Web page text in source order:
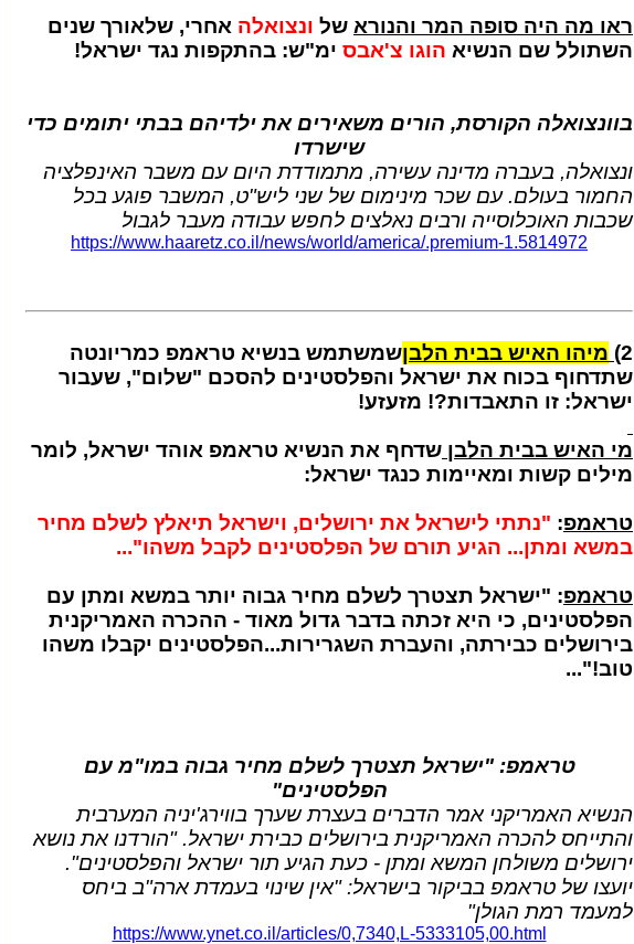
ראו מה היה סופה המר והנורא של ונצואלה אחרי, שלאורך שנים
השתולל שם הנשיא הוגו צ'אבס ימ"ש: בהתקפות נגד ישראל!
בוונצואלה הקורסת, הורים משאירים את ילדיהם בבתי יתומים כדי
שישרדו
ונצואלה, בעברה מדינה עשירה, מתמודדת היום עם משבר האינפלציה
החמור בעולם. עם שכר מינימום של שני ליש"ט, המשבר פוגע בכל
שכבות האוכלוסייה ורבים נאלצים לחפש עבודה מעבר לגבול
https://www.haaretz.co.il/news/world/america/.premium-1.5814972
2) מיהו האיש בבית הלבןשמשתמש בנשיא טראמפ כמריונטה
שתדחוף בכוח את ישראל והפלסטינים להסכם "שלום", שעבור
ישראל: זו התאבדות?! מזעזע!
מי האיש בבית הלבן שדחף את הנשיא טראמפ אוהד ישראל, לומר
מילים קשות ומאיימות כנגד ישראל:
טראמפ: "נתתי לישראל את ירושלים, וישראל תיאלץ לשלם מחיר
במשא ומתן... הגיע תורם של הפלסטינים לקבל משהו"...
טראמפ: "ישראל תצטרך לשלם מחיר גבוה יותר במשא ומתן עם
הפלסטינים, כי היא זכתה בדבר גדול מאוד - ההכרה האמריקנית
בירושלים כבירתה, והעברת השגרירות...הפלסטינים יקבלו משהו
טוב!"...
טראמפ: "ישראל תצטרך לשלם מחיר גבוה במו"מ עם
הפלסטינים"
הנשיא האמריקני אמר הדברים בעצרת שערך בווירג'יניה המערבית
והתייחס להכרה האמריקנית בירושלים כבירת ישראל. "הורדנו את נושא
ירושלים משולחן המשא ומתן - כעת הגיע תור ישראל והפלסטינים".
יועצו של טראמפ בביקור בישראל: "אין שינוי בעמדת ארה"ב ביחס
למעמד רמת הגולן"
https://www.ynet.co.il/articles/0,7340,L-5333105,00.html